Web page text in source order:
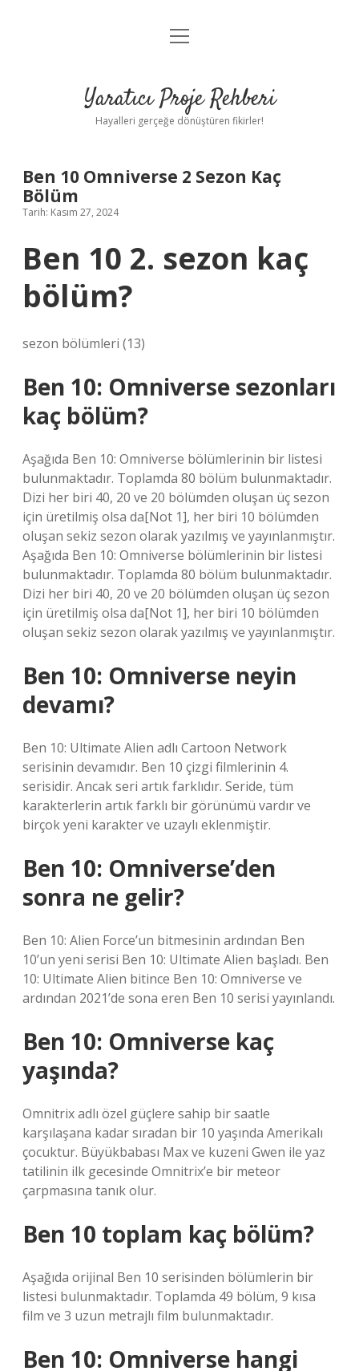
Anasayfa
Yasal Uyarı
menüyü
Yaratıcı Proje Rehberi
Hayalleri gerçeğe dönüştüren fikirler!
Ben 10 Omniverse 2 Sezon Kaç
Bölüm
Tarih: Kasım 27, 2024
Ben 10 2. sezon kaç
bölüm?
sezon bölümleri (13)
Ben 10: Omniverse sezonları
kaç bölüm?
Aşağıda Ben 10: Omniverse bölümlerinin bir listesi
bulunmaktadır. Toplamda 80 bölüm bulunmaktadır.
Dizi her biri 40, 20 ve 20 bölümden oluşan üç sezon
için üretilmiş olsa da[Not 1], her biri 10 bölümden
oluşan sekiz sezon olarak yazılmış ve yayınlanmıştır.
Aşağıda Ben 10: Omniverse bölümlerinin bir listesi
bulunmaktadır. Toplamda 80 bölüm bulunmaktadır.
Dizi her biri 40, 20 ve 20 bölümden oluşan üç sezon
için üretilmiş olsa da[Not 1], her biri 10 bölümden
oluşan sekiz sezon olarak yazılmış ve yayınlanmıştır.
Ben 10: Omniverse neyin
devamı?
Ben 10: Ultimate Alien adlı Cartoon Network
serisinin devamıdır. Ben 10 çizgi filmlerinin 4.
serisidir. Ancak seri artık farklıdır. Seride, tüm
karakterlerin artık farklı bir görünümü vardır ve
birçok yeni karakter ve uzaylı eklenmiştir.
Ben 10: Omniverse’den
sonra ne gelir?
Ben 10: Alien Force’un bitmesinin ardından Ben
10’un yeni serisi Ben 10: Ultimate Alien başladı. Ben
10: Ultimate Alien bitince Ben 10: Omniverse ve
ardından 2021’de sona eren Ben 10 serisi yayınlandı.
Ben 10: Omniverse kaç
yaşında?
Omnitrix adlı özel güçlere sahip bir saatle
karşılaşana kadar sıradan bir 10 yaşında Amerikalı
çocuktur. Büyükbabası Max ve kuzeni Gwen ile yaz
tatilinin ilk gecesinde Omnitrix’e bir meteor
çarpmasına tanık olur.
Ben 10 toplam kaç bölüm?
Aşağıda orijinal Ben 10 serisinden bölümlerin bir
listesi bulunmaktadır. Toplamda 49 bölüm, 9 kısa
film ve 3 uzun metrajlı film bulunmaktadır.
Ben 10: Omniverse hangi